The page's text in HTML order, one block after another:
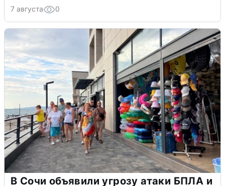
7 августа 0
В Сочи объявили угрозу атаки БПЛА и